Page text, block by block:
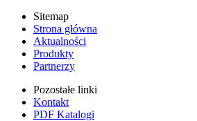
Sitemap
Strona główna
Aktualności
Produkty
Partnerzy
Pozostałe linki
Kontakt
PDF Katalogi